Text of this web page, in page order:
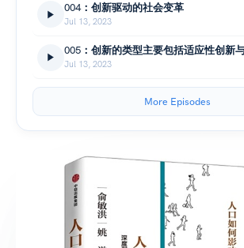
004：创新驱动的社会变革
Jul 13, 2023
Jul 13, 2023
More Episodes